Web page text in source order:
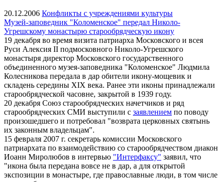
20.12.2006 Конфликты с учреждениями культуры
Музей-заповедник "Коломенское" передал Николо-
Угрешскому монастырю старообрядческую икону
19 декабря во время визита патриарха Московского и всея
Руси Алексия II подмосковного Николо-Угрешского
монастыря директор Московского государственного
объединенного музея-заповедника "Коломенское" Людмила
Колесникова передала в дар обители икону-мощевик и
складень середины XIX века. Ранее эти иконы принадлежали
старообрядческой часовне, закрытой в 1939 году.
20 декабря Союз старообрядческих начетчиков и ряд
старообрядческих СМИ выступили с заявлением по поводу
произошедшего и потребовал "возврата церковных святынь
их законным владельцам".
15 февраля 2007 г. секретарь комиссии Московского
патриархата по взаимодействию со старообрядчеством диакон
Иоанн Миролюбов в интервью "Интерфаксу" заявил, что
"икона была передана вовсе не в дар, а для открытой
экспозиции в монастыре, где православные люди, в том числе